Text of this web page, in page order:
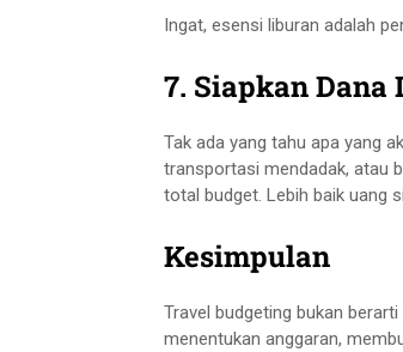
Ingat, esensi liburan adalah
7. Siapkan Dana
Tak ada yang tahu apa yang
transportasi mendadak, atau
total budget. Lebih baik uang
Kesimpulan
Travel budgeting bukan
menentukan anggaran,